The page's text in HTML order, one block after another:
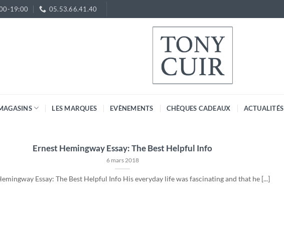
19:00 05.53.66.41.40
LES MARQUES EVÈNEMENTS CHÈQUES CADEAUX ACTUALITÉS
Ernest Hemingway Essay: The Best Helpful Info
6 mars 2018
Essay: The Best Helpful Info His everyday life was fascinating and that he [...]